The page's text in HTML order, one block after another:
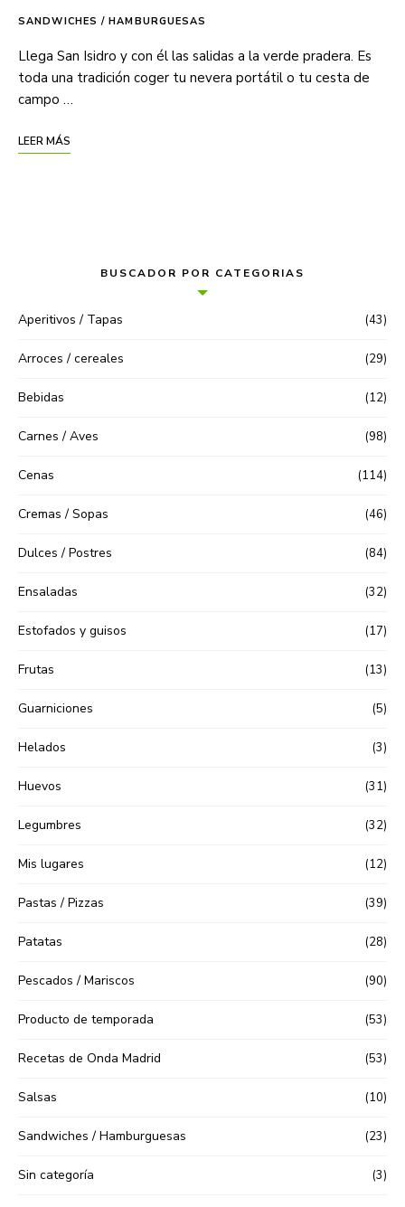
SANDWICHES / HAMBURGUESAS
Llega San Isidro y con él las salidas a la verde pradera. Es
toda una tradición coger tu nevera portátil o tu cesta de
campo …
LEER MÁS
BUSCADOR POR CATEGORIAS
Aperitivos / Tapas (43)
Arroces / cereales (29)
Bebidas (12)
Carnes / Aves (98)
Cenas (114)
Cremas / Sopas (46)
Dulces / Postres (84)
Ensaladas (32)
Estofados y guisos (17)
Frutas (13)
Guarniciones (5)
Helados (3)
Huevos (31)
Legumbres (32)
Mis lugares (12)
Pastas / Pizzas (39)
Patatas (28)
Pescados / Mariscos (90)
Producto de temporada (53)
Recetas de Onda Madrid (53)
Salsas (10)
Sandwiches / Hamburguesas (23)
Sin categoría (3)